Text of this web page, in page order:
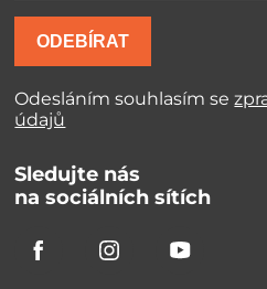
ODEBÍRAT
Odesláním souhlasím se
údajů
Sledujte nás
na sociálních sítích